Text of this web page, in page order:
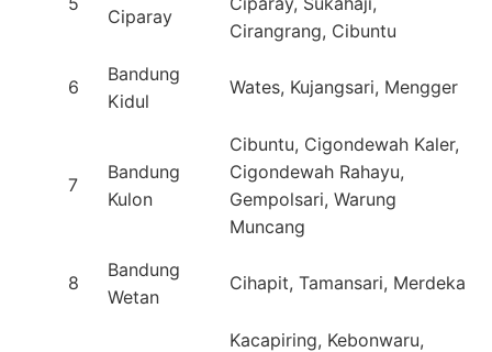
Ciparay
Cirangrang, Cibuntu
6
Bandung
Kidul
Wates, Kujangsari, Mengger
7
Bandung
Kulon
Cibuntu, Cigondewah Kaler,
Cigondewah Rahayu,
Gempolsari, Warung
Muncang
8
Bandung
Wetan
Cihapit, Tamansari, Merdeka
Kacapiring, Kebonwaru,